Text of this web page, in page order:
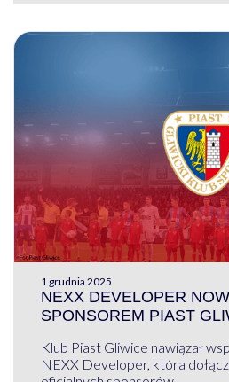
1 grudnia 2025
NEXX DEVELOPER
SPONSOREM PIAST
Klub Piast Gliwice nawiązał
NEXX Developer, która